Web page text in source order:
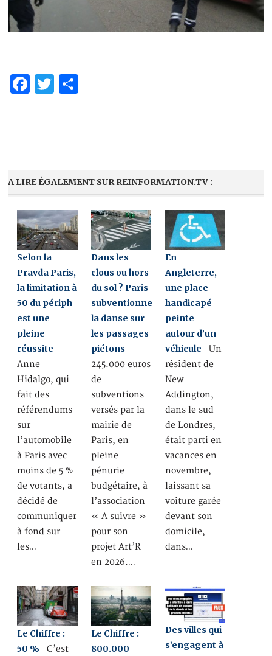
Facebook
Twitter
A LIRE ÉGALEMENT SUR REINFORMATION.TV :
Selon la
Pravda Paris,
la limitation à
50 du périph
est une
pleine
réussite
Anne
Hidalgo, qui
fait des
référendums
sur
l’automobile
à Paris avec
moins de 5 %
de votants, a
décidé de
communiquer
à fond sur
les…
Dans les
clous ou hors
du sol ? Paris
subventionne
la danse sur
les passages
piétons
245.000 euros
de
subventions
versés par la
mairie de
Paris, en
pleine
pénurie
budgétaire, à
l’association
« A suivre »
pour son
projet Art’R
en 2026.…
En
Angleterre,
une place
handicapé
peinte
autour d’un
véhicule Un
résident de
New
Addington,
dans le sud
de Londres,
était parti en
vacances en
novembre,
laissant sa
voiture garée
devant son
domicile,
dans…
Le Chiffre :
50 % C’est
Le Chiffre :
800.000
Des villes qui
s’engagent à